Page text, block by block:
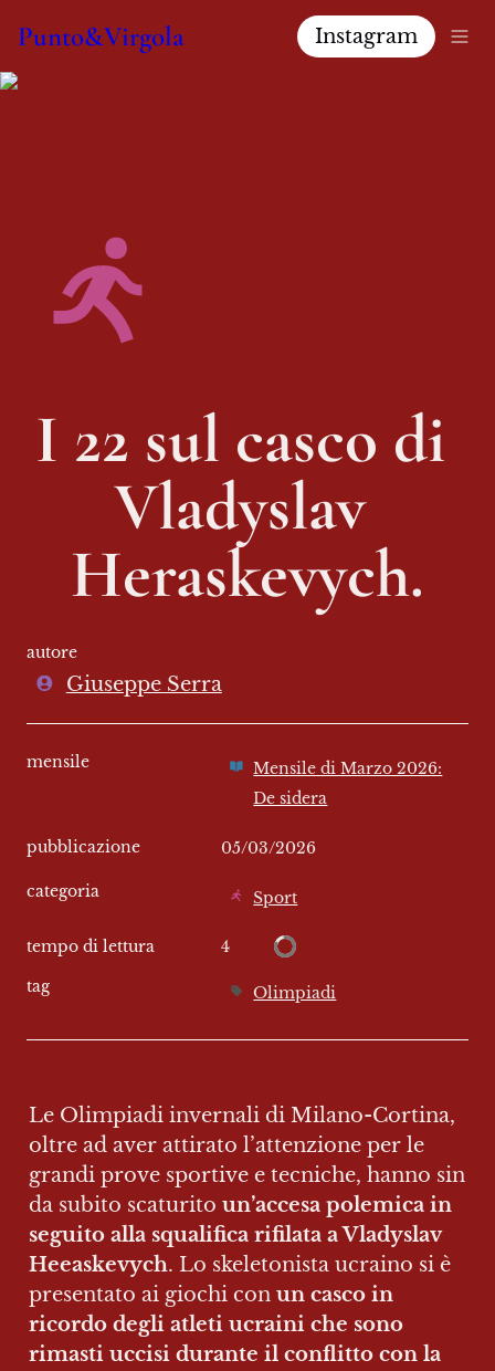
Punto&Virgola Instagram
I 22 sul casco di
Vladyslav
Heraskevych.
autore
Giuseppe Serra
mensile
Mensile di Marzo 2026:
De sidera
pubblicazione 05/03/2026
categoria Sport
tempo di lettura 4
tag Olimpiadi
Le Olimpiadi invernali di Milano-Cortina,
oltre ad aver attirato l’attenzione per le
grandi prove sportive e tecniche, hanno sin
da subito scaturito un’accesa polemica in
seguito alla squalifica rifilata a Vladyslav
Heeaskevych. Lo skeletonista ucraino si è
presentato ai giochi con un casco in
ricordo degli atleti ucraini che sono
rimasti uccisi durante il conflitto con la